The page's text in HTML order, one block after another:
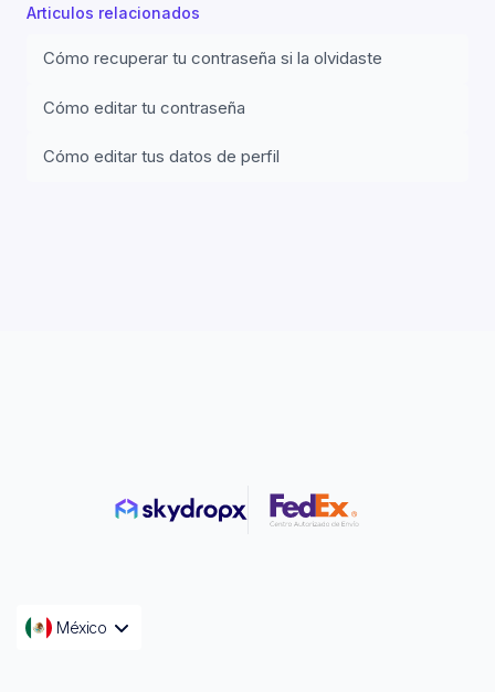
Articulos relacionados
Cómo recuperar tu contraseña si la olvidaste
Cómo editar tu contraseña
Cómo editar tus datos de perfil
México